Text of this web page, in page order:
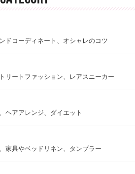
ドコーディネート、オシャレのコツ
リートファッション、レアスニーカー
ヘアアレンジ、ダイエット
家具やベッドリネン、タンブラー